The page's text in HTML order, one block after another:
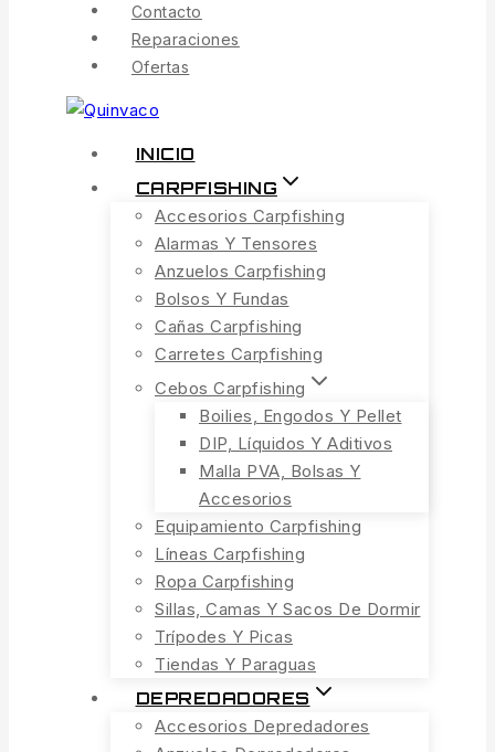
Contacto
Reparaciones
Ofertas
INICIO
CARPFISHING
Accesorios Carpfishing
Alarmas Y Tensores
Anzuelos Carpfishing
Bolsos Y Fundas
Cañas Carpfishing
Carretes Carpfishing
Cebos Carpfishing
Boilies, Engodos Y Pellet
DIP, Líquidos Y Aditivos
Malla PVA, Bolsas Y
Accesorios
Equipamiento Carpfishing
Líneas Carpfishing
Ropa Carpfishing
Sillas, Camas Y Sacos De Dormir
Trípodes Y Picas
Tiendas Y Paraguas
DEPREDADORES
Accesorios Depredadores